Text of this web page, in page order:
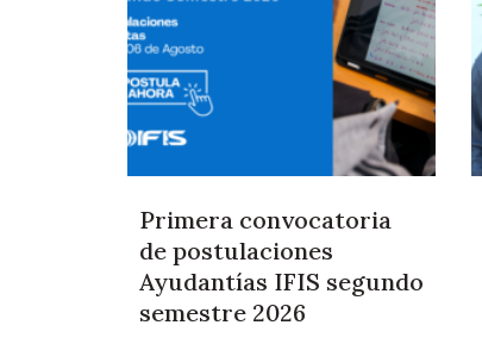
Primera convocatoria
de postulaciones
Ayudantías IFIS segundo
semestre 2026